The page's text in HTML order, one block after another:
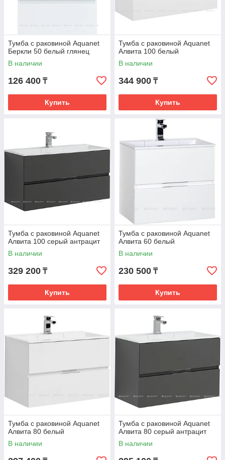
Тумба с раковиной Aquanet
Беркли 50 белый глянец
В наличии
126 400 ₸
Купить
Тумба с раковиной Aquanet
Алвита 100 белый
В наличии
344 900 ₸
Купить
Тумба с раковиной Aquanet
Алвита 100 серый антрацит
В наличии
329 200 ₸
Купить
Тумба с раковиной Aquanet
Алвита 60 белый
В наличии
230 500 ₸
Купить
Тумба с раковиной Aquanet
Алвита 80 белый
В наличии
Тумба с раковиной Aquanet
Алвита 80 серый антрацит
В наличии